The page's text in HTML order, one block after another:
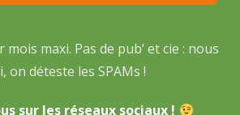
maxi. Pas de pub’ et cie : nous
on déteste les SPAMs !
sur les réseaux sociaux !